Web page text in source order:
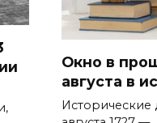
Окно в
августа в
Исторические